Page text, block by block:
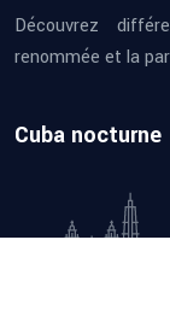
Découvrez
renommée et la
Cuba nocturne